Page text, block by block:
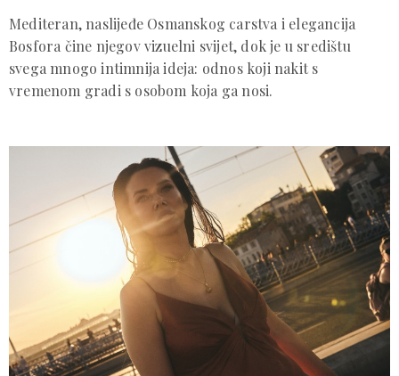
Mediteran, naslijeđe Osmanskog carstva i elegancija
Bosfora čine njegov vizuelni svijet, dok je u središtu
svega mnogo intimnija ideja: odnos koji nakit s
vremenom gradi s osobom koja ga nosi.